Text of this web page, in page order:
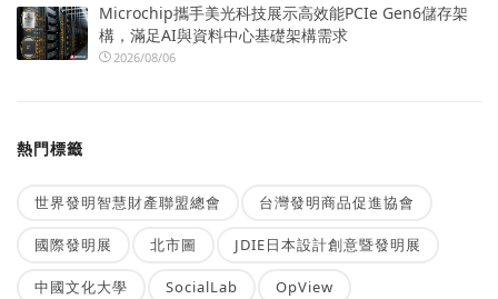
Microchip攜手美光科技展示高效能PCIe Gen6儲存架
構，滿足AI與資料中心基礎架構需求
2026/08/06
熱門標籤
世界發明智慧財產聯盟總會 台灣發明商品促進協會
國際發明展 北市圖 JDIE日本設計創意暨發明展
中國文化大學 SocialLab OpView